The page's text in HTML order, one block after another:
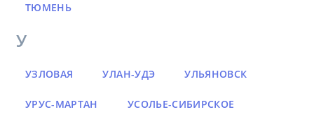
ТЮМЕНЬ
У
УЗЛОВАЯ УЛАН-УДЭ УЛЬЯНОВСК
УРУС-МАРТАН УСОЛЬЕ-СИБИРСКОЕ